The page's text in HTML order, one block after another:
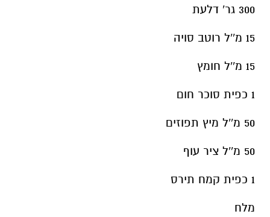
300 גר' דלעת
15 מ''ל רוטב סויה
15 מ''ל חומץ
1 כפית סוכר חום
50 מ''ל מיץ תפוזים
50 מ''ל ציר עוף
1 כפית קמח תירס
מלח